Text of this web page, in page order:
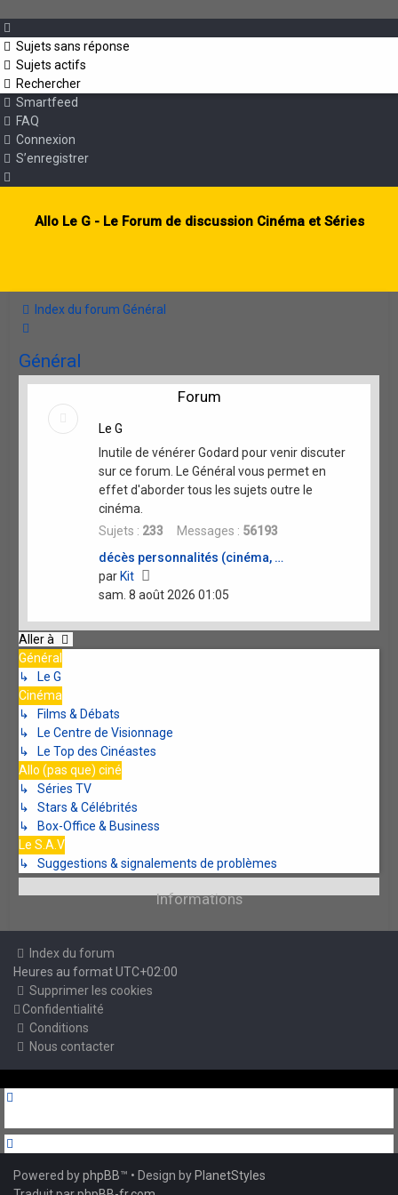
Sujets sans réponse
Sujets actifs
Rechercher
Smartfeed
FAQ
Connexion
S’enregistrer
Allo Le G - Le Forum de discussion Cinéma et Séries
Index du forum Général
Général
Forum
Le G
Inutile de vénérer Godard pour venir discuter
sur ce forum. Le Général vous permet en
effet d'aborder tous les sujets outre le
cinéma.
Sujets : 233 Messages : 56193
décès personnalités (cinéma, …
parKit
le
message
sam. 8 août 2026 01:05
Aller à
Général
↳ Le G
Cinéma
↳ Films & Débats
↳ Le Centre de Visionnage
↳ Le Top des Cinéastes
Allo (pas que) ciné
↳ Séries TV
↳ Stars & Célébrités
↳ Box-Office & Business
Le S.A.V
↳ Suggestions & signalements de problèmes
Informations
Index du forum
Heures au formatUTC+02:00
Supprimer les cookies
Confidentialité
Conditions
Nous contacter
Powered byphpBB™ • Design byPlanetStyles